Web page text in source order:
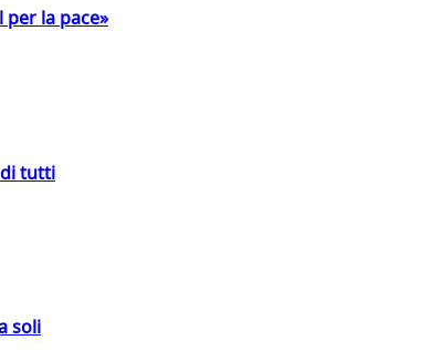
per la pace»
di tutti
soli